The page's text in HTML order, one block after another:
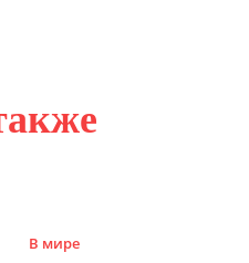
В мире